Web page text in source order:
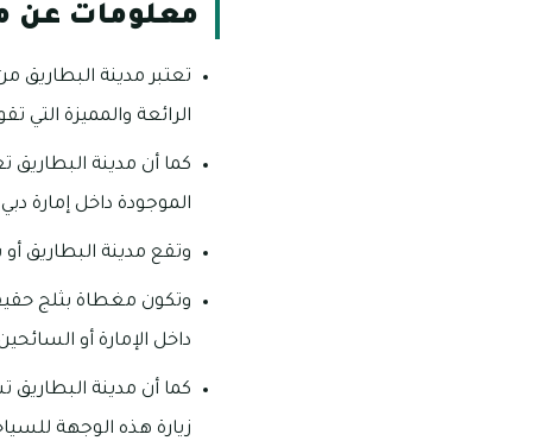
معلومات عن
تعتبر مدينة البطاريق
الرائعة والمميزة التي
كما أن مدينة البطاريق
الموجودة داخل إمارة
وتقع مدينة البطاريق أو
وتكون مغطاة بثلج
داخل الإمارة أو
كما أن مدينة البطاريق
زيارة هذه الوجهة